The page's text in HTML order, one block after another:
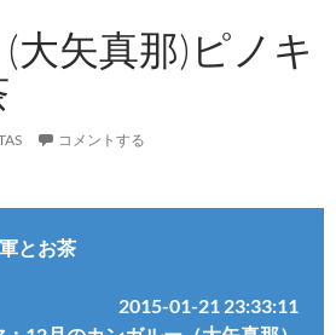
大矢真那)ピノキ
コメントする
とお茶
2015-01-21 23:33:11